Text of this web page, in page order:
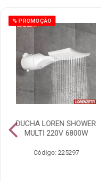
% PROMOÇÃO
DUCHA LOREN SHOWER
MULTI 220V 6800W
Código: 225297